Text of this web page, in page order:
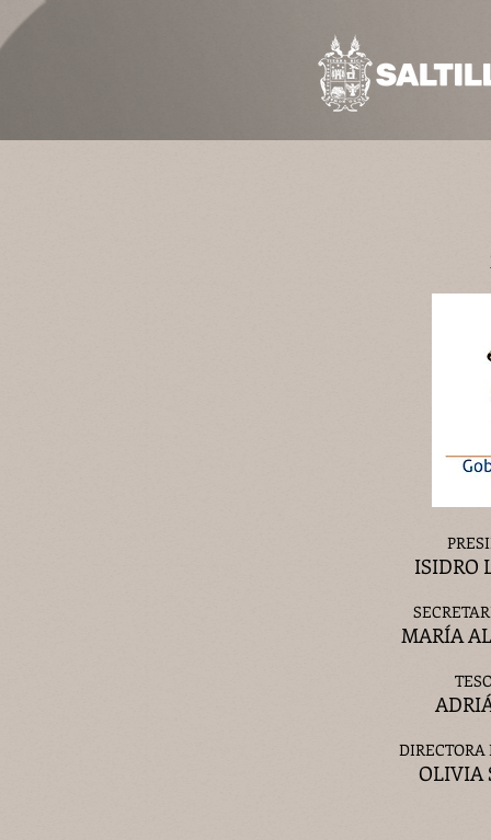
ISIDRO
MARÍA
OLIVIA